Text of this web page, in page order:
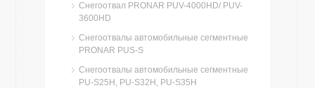
Снегоотвал PRONAR PUV-4000HD/ PUV-
3600HD
Снегоотвалы автомобильные сегментные
PRONAR PUS-S
Снегоотвалы автомобильные сегментные
PU-S25H, PU-S32H, PU-S35H